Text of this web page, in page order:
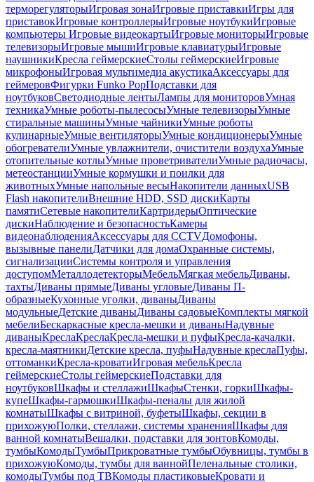
терморегуляторыИгровая зонаИгровые приставкиИгры для
приставокИгровые контроллерыИгровые ноутбукиИгровые
компьютеры Игровые видеокартыИгровые мониторыИгровые
телевизорыИгровые мышиИгровые клавиатурыИгровые
наушникиКресла геймерскиеСтолы геймерскиеИгровые
микрофоныИгровая мультимедиа акустикаАксессуары для
геймеровФигурки Funko PopПодставки для
ноутбуковСветодиодные лентыЛампы для мониторовУмная
техникаУмные роботы-пылесосыУмные телевизорыУмные
стиральные машиныУмные чайникиУмные роботы
кулинарныеУмные вентиляторыУмные кондиционерыУмные
обогревателиУмные увлажнители, очистители воздухаУмные
отопительные котлыУмные проветривателиУмные радиочасы,
метеостанцииУмные кормушки и поилки для
животныхУмные напольные весыНакопители данныхUSB
Flash накопителиВнешние HDD, SSD дискиКарты
памятиСетевые накопителиКартридерыОптические
дискиНаблюдение и безопасностьКамеры
видеонаблюденияАксессуары для CCTVДомофоны,
вызывные панелиДатчики для домаОхранные системы,
сигнализацииСистемы контроля и управления
доступомМеталлодетекторыМебельМягкая мебельДиваны,
тахтыДиваны прямыеДиваны угловыеДиваны П-
образныеКухонные уголки, диваныДиваны
модульныеДетские диваныДиваны садовыеКомплекты мягкой
мебелиБескаркасные кресла-мешки и диваныНадувные
диваныКреслаКреслаКресла-мешки и пуфыКресла-качалки,
кресла-маятникиДетские кресла, пуфыНадувные креслаПуфы,
оттоманкиКресла-кроватиИгровая мебельКресла
геймерскиеСтолы геймерскиеПодставки для
ноутбуковШкафы и стеллажиШкафыСтенки, горкиШкафы-
купеШкафы-гармошкиШкафы-пеналы для жилой
комнатыШкафы с витриной, буфетыШкафы, секции в
прихожуюПолки, стеллажи, системы храненияШкафы для
ванной комнатыВешалки, подставки для зонтовКомоды,
тумбыКомодыТумбыПрикроватные тумбыОбувницы, тумбы в
прихожуюКомоды, тумбы для ваннойПеленальные столики,
комодыТумбы под ТВКомоды пластиковыеКровати и